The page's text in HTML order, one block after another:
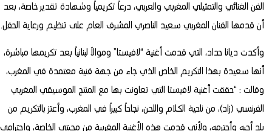
الفن الغنائي والتمثيلي المغربي والعربي، درعاً تكريمياً وشهادة تقدير خاصة، بعد
أن قدمها الفنان المغربي سعيد الناصري المشرف العام على تنظيم ورعاية الحفل.
وأكدت ديانا حداد، التي قدمت أغنية “لافيستا” وموالاً لبنانياً بعد تكريمها مباشرة،
أنها سعيدة بهذا التكريم الخاص الذي جاء من جهة فنية معتمدة في المغرب،
وقالت : “حققت أغنية لافيستا التي تعاونت بها مع المنتج الموسيقي المغربي
الفرنسي (زاد)، من ناحية الكلام واللحن، نجاحاً كبيراً في المغرب، وأعتز بالتكريم من
بلد أحبه وأحترمه، ولأني قدمت هذه الأغنية المغربية من محبتي الخاصة، وإحترامي